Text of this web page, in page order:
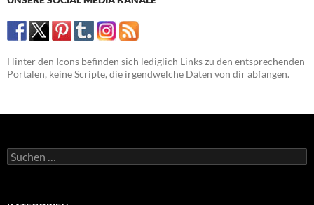
Hinter den Icons befinden sich lediglich Links zu den entsprechenden
Portalen, keine Scripte, die irgendwelche Daten von dir abfangen.
Suchen
nach: